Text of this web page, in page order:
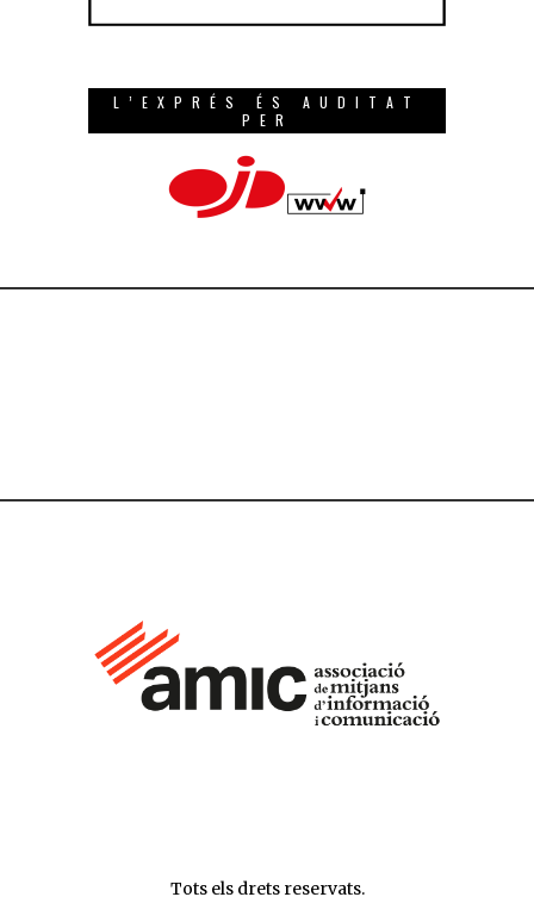
L’EXPRÉS ÉS AUDITAT
PER
Tots els drets reservats.